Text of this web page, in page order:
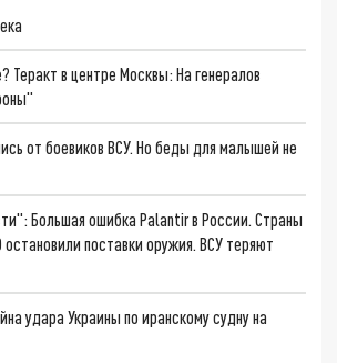
Теракт в центре Москвы: На генералов
от боевиков ВСУ. Но беды для малышей не
Большая ошибка Palantir в России. Страны
остановили поставки оружия. ВСУ теряют
удара Украины по иранскому судну на